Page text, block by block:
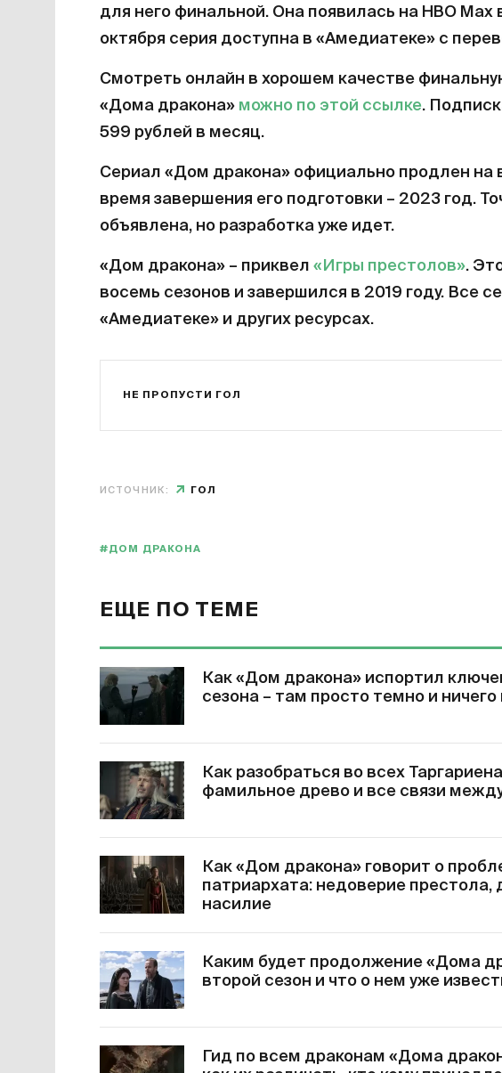
для него финальной. Она появилась на HBO Max
октября серия доступна в «Амедиатеке» с
Смотреть онлайн в хорошем качестве
«Дома дракона» можно по этой ссылке.
599 рублей в месяц.
Сериал «Дом дракона» официально продлен на
время завершения его подготовки – 2023 год.
объявлена, но разработка уже идет.
«Дом дракона» – приквел «Игры престолов».
восемь сезонов и завершился в 2019 году. Все
«Амедиатеке» и других ресурсах.
НЕ ПРОПУСТИ ГОЛ
ИСТОЧНИК: ГОЛ
#ДОМ ДРАКОНА
ЕЩЕ ПО ТЕМЕ
Как «Дом дракона» испортил
сезона – там просто темно и
Как разобраться во всех
фамильное древо и все связи
Как «Дом дракона» говорит о
патриархата: недоверие престола,
насилие
Каким будет продолжение «Дома
второй сезон и что о нем уже
Гид по всем драконам «Дома